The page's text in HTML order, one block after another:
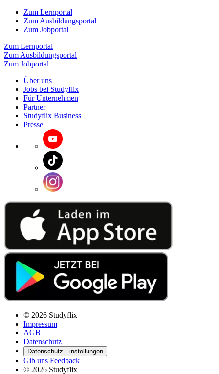
Zum Lernportal
Zum Ausbildungsportal
Zum Jobportal
Zum Lernportal
Zum Ausbildungsportal
Zum Jobportal
Über uns
Jobs bei Studyflix
Für Unternehmen
Partner
Studyflix Business
Presse
© 2026 Studyflix
Impressum
AGB
Datenschutz
Datenschutz-Einstellungen
Gib uns Feedback
© 2026 Studyflix